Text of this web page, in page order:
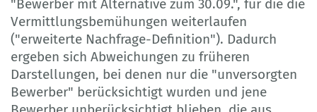
"Bewerber mit Alternative zum 30.09.", für die die
Vermittlungsbemühungen weiterlaufen
("erweiterte Nachfrage-Definition"). Dadurch
ergeben sich Abweichungen zu früheren
Darstellungen, bei denen nur die "unversorgten
Bewerber" berücksichtigt wurden und jene